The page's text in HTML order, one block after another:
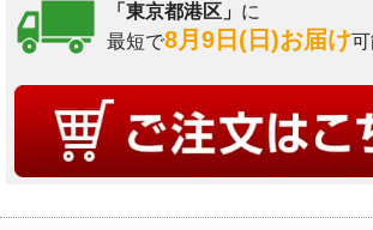
「東京都港区」 に
最短で8月9日(日)お届け